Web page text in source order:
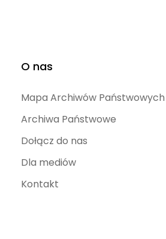
O nas
Mapa Archiwów Państwowych
Archiwa Państwowe
Dołącz do nas
Dla mediów
Kontakt